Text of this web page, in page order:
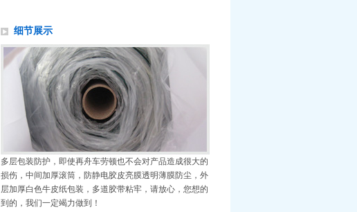
细节展示
多层包装防护，即使再舟车劳顿也不会对产品造成很大的
损伤，中间加厚滚筒，防静电胶皮亮膜透明薄膜防尘，外
层加厚白色牛皮纸包装，多道胶带粘牢，请放心，您想的
到的，我们一定竭力做到！